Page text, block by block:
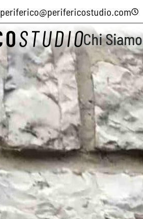
periferico@perifericostudio.com
Chi Siamo